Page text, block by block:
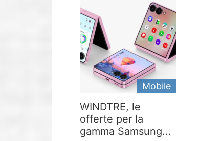
Mobile
WINDTRE, le
offerte per la
gamma Samsung...